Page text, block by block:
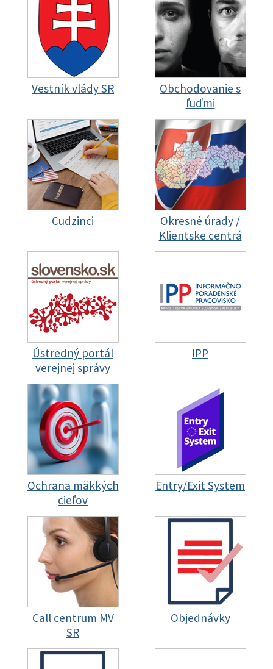
Vestník vlády SR
Obchodovanie s
ľuďmi
Cudzinci
Okresné úrady /
Klientske centrá
Ústredný portál
verejnej správy
IPP
Ochrana mäkkých
cieľov
Entry/Exit System
Call centrum MV
SR
Objednávky